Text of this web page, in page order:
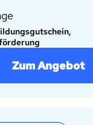
Zum Angebot